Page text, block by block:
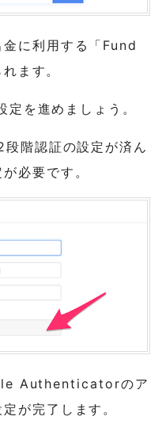
に利用する「Fund
ます。
を進めましょう。
階認証の設定が済ん
必要です。
Authenticatorのア
が完了します。